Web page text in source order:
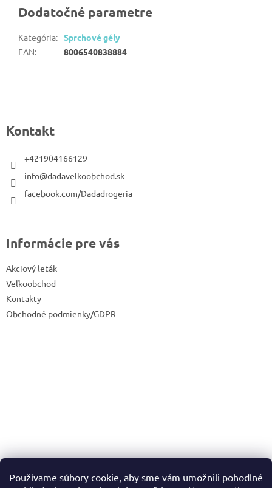
Používame súbory cookie, aby sme vám umožnili pohodlné
Dodatočné parametre
Kategória: Sprchové gély
EAN: 8006540838884
Z
p
äKontakt
+421904166129
info@dadavelkoobchod.sk
facebook.com/Dadadrogeria
Informácie pre vás
Akciový leták
Veľkoobchod
Kontakty
Obchodné podmienky/GDPR